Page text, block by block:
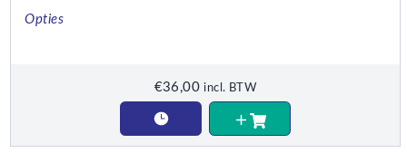
Opties
€36,00 incl. BTW